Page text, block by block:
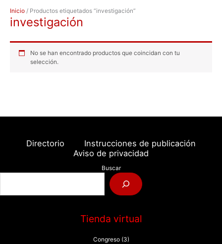
Inicio / Productos etiquetados “investigación”
investigación
No se han encontrado productos que coincidan con tu
selección.
Directorio
Instrucciones de publicación
Aviso de privacidad
Buscar
Tienda virtual
Congreso (3)